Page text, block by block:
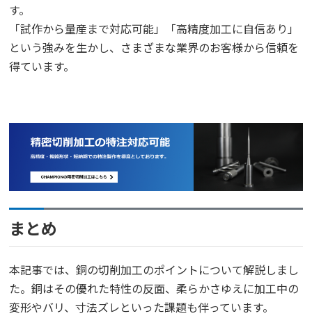
す。
「試作から量産まで対応可能」「高精度加工に自信あり」
という強みを生かし、さまざまな業界のお客様から信頼を
得ています。
まとめ
本記事では、銅の切削加工のポイントについて解説しまし
た。銅はその優れた特性の反面、柔らかさゆえに加工中の
変形やバリ、寸法ズレといった課題も伴っています。